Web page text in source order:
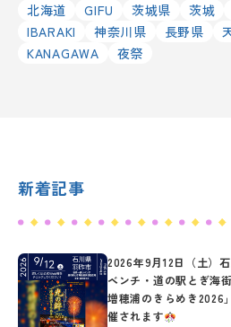
北海道
GIFU 茨城県 茨城
IBARAKI
神奈川県 長野県
KANAGAWA
夜祭
新着記事
2026年9月12日（土）
ベンチ・道の駅とぎ海
増穂浦のきらめき2026
催されます